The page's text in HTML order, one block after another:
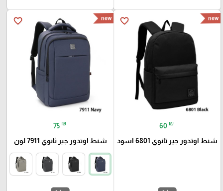
favorite_border new
60 ₪
شنط اوتدور جير ثانوي 6801 اسود
favorite_border new
75 ₪
شنط اوتدور جير ثانوي 7911 لون